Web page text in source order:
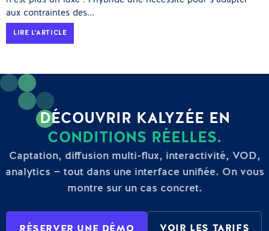
aux contraintes des...
LIRE L'ARTICLE
DÉCOUVRIR KALYZÉE EN
CONDITIONS RÉELLES.
Captation, diffusion multi-flux, interactivité, VOD,
analytics — tout dans une interface unifiée. On vous
montre sur un cas concret.
RÉSERVER UNE DÉMO VOIR LES TARIFS